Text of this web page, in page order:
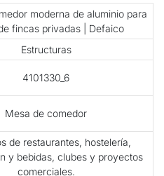
moderna de aluminio para
fincas privadas | Defaico
Estructuras
4101330_6
Mesa de comedor
de restaurantes, hostelería,
y bebidas, clubes y proyectos
comerciales.